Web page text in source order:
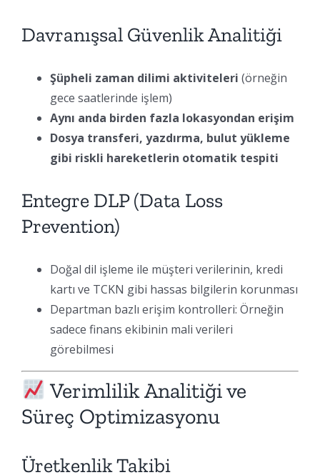
Davranışsal Güvenlik Analitiği
Şüpheli zaman dilimi aktiviteleri (örneğin
gece saatlerinde işlem)
Aynı anda birden fazla lokasyondan erişim
Dosya transferi, yazdırma, bulut yükleme
gibi riskli hareketlerin otomatik tespiti
Entegre DLP (Data Loss
Prevention)
Doğal dil işleme ile müşteri verilerinin, kredi
kartı ve TCKN gibi hassas bilgilerin korunması
Departman bazlı erişim kontrolleri: Örneğin
sadece finans ekibinin mali verileri
görebilmesi
Verimlilik Analitiği ve
Süreç Optimizasyonu
Üretkenlik Takibi